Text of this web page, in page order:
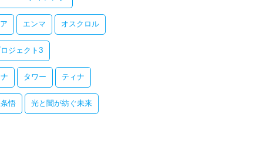
エンマ オスクロル
ジェクト3
タワー ティナ
悟 光と闇が紡ぐ未来